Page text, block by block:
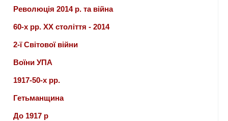
Революція 2014 р. та війна
60-х рр. ХХ століття - 2014
2-ї Світової війни
Воїни УПА
1917-50-х рр.
Гетьманщина
До 1917 р